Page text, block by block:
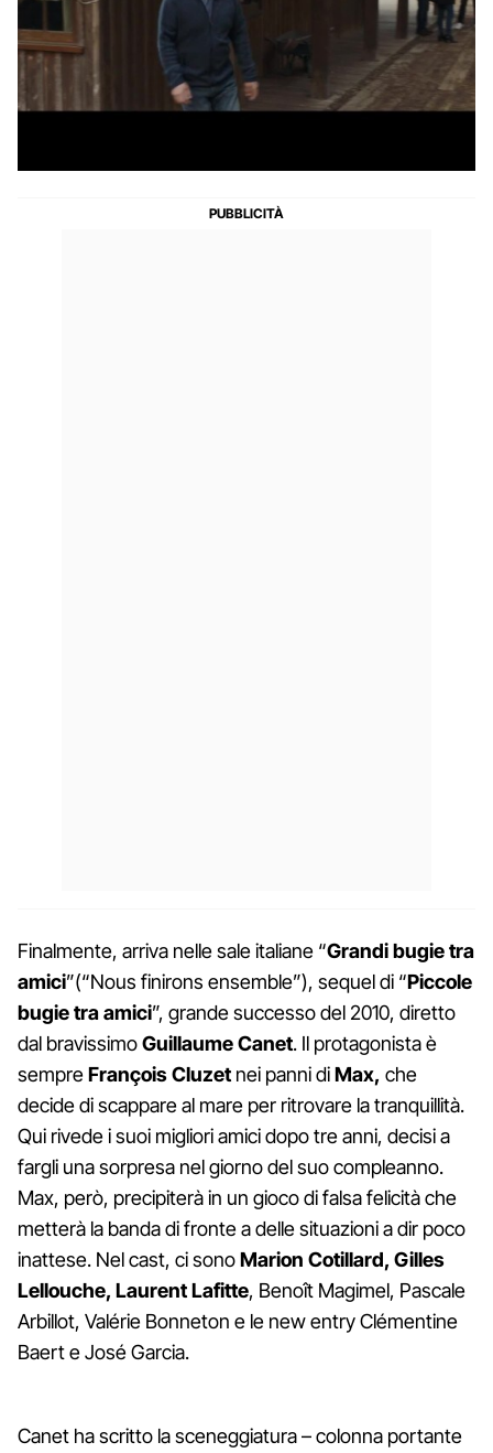
Finalmente, arriva nelle sale italiane “Grandi bugie tra
amici”(“Nous finirons ensemble”), sequel di “Piccole
bugie tra amici”, grande successo del 2010, diretto
dal bravissimoGuillaume Canet. Il protagonista è
sempreFrançois Cluzet nei panni diMax, che
decide di scappare al mare per ritrovare la tranquillità.
Qui rivede i suoi migliori amici dopo tre anni, decisi a
fargli una sorpresa nel giorno del suo compleanno.
Max, però, precipiterà in un gioco di falsa felicità che
metterà la banda di fronte a delle situazioni a dir poco
inattese. Nel cast, ci sonoMarion Cotillard, Gilles
Lellouche, Laurent Lafitte, Benoît Magimel, Pascale
Arbillot, Valérie Bonneton e le new entry Clémentine
Baert e José Garcia.
Canet ha scritto la sceneggiatura – colonna portante